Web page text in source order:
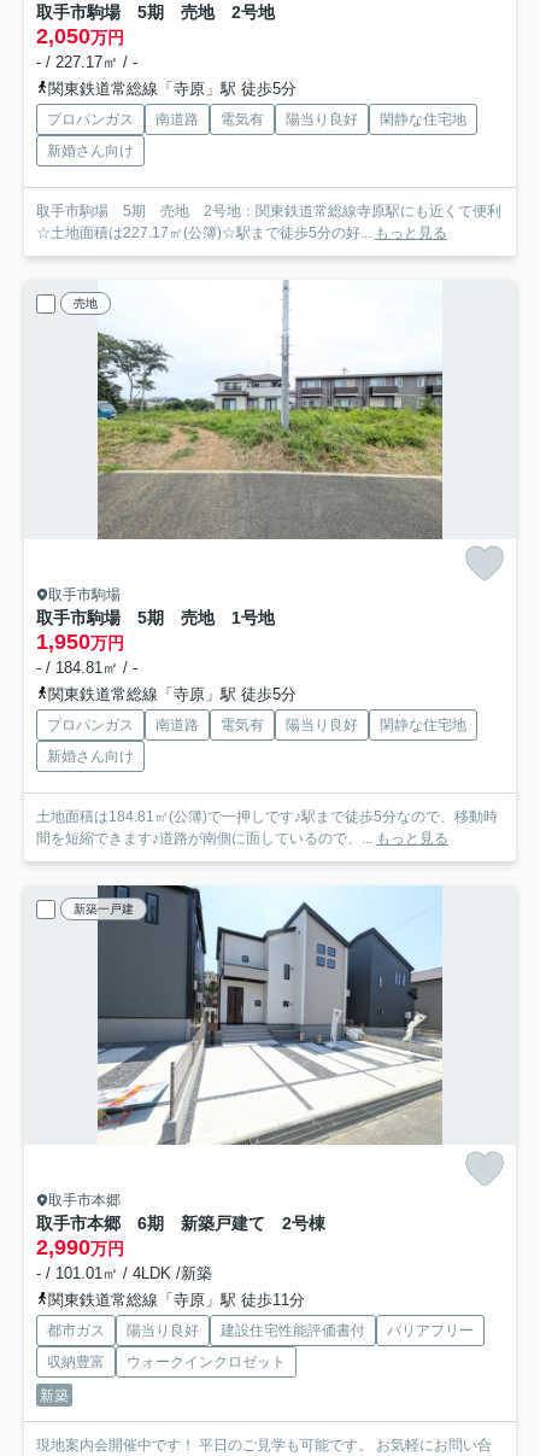
取手市駒場 5期 売地 2号地
2,050万円
- / 227.17㎡ / -
関東鉄道常総線「寺原」駅 徒歩5分
プロパンガス 南道路 電気有 陽当り良好
閑静な住宅地
新婚さん向け
取手市駒場 5期 売地 2号地：関東鉄道常総線寺原駅にも近くて便利
☆土地面積は227.17㎡(公簿)☆駅まで徒歩5分の好... もっと見る
売地
取手市駒場
取手市駒場 5期 売地 1号地
1,950万円
- / 184.81㎡ / -
関東鉄道常総線「寺原」駅 徒歩5分
プロパンガス 南道路 電気有 陽当り良好
閑静な住宅地
新婚さん向け
土地面積は184.81㎡(公簿)で一押しです♪駅まで徒歩5分なので、移動時
間を短縮できます♪道路が南側に面しているので、... もっと見る
新築一戸建
取手市本郷
取手市本郷 6期 新築戸建て 2号棟
2,990万円
- / 101.01㎡ / 4LDK /新築
関東鉄道常総線「寺原」駅 徒歩11分
都市ガス 陽当り良好 建設住宅性能評価書付
バリアフリー
収納豊富
ウォークインクロゼット
新築
現地案内会開催中です！ 平日のご見学も可能です。 お気軽にお問い合